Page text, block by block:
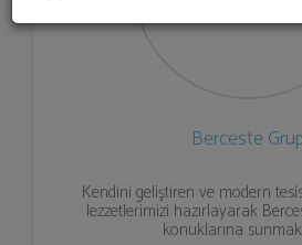
Berceste
Kendini geliştiren ve modern
lezzetlerimizi hazırlayarak
konuklarına